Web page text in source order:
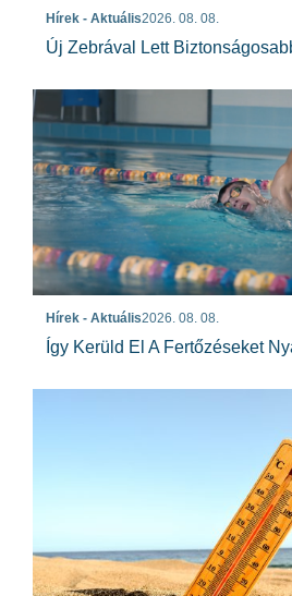
Hírek - Aktuális2026. 08. 08.
Új Zebrával Lett
Hírek - Aktuális2026. 08. 08.
Így Kerüld El A Fertőzéseket